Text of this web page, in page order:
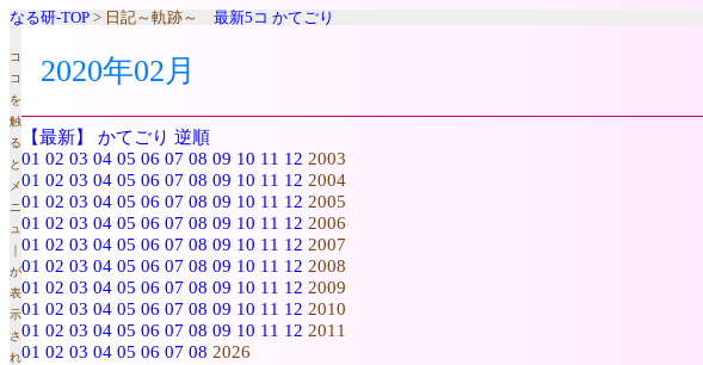
なる研-TOP > 日記～軌跡～ 最新5コ かてごり
コ
コ
を
触
る
と
メ
ニ
ュ
｜
が
表
示
さ
れ
2020年02月
【最新】 かてごり 逆順
01 02 03 04 05 06 07 08 09 10 11 12 2003
01 02 03 04 05 06 07 08 09 10 11 12 2004
01 02 03 04 05 06 07 08 09 10 11 12 2005
01 02 03 04 05 06 07 08 09 10 11 12 2006
01 02 03 04 05 06 07 08 09 10 11 12 2007
01 02 03 04 05 06 07 08 09 10 11 12 2008
01 02 03 04 05 06 07 08 09 10 11 12 2009
01 02 03 04 05 06 07 08 09 10 11 12 2010
01 02 03 04 05 06 07 08 09 10 11 12 2011
01 02 03 04 05 06 07 08 2026